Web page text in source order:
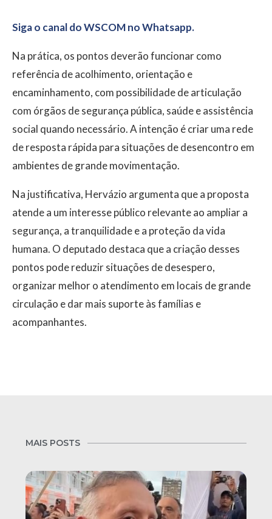
Siga o canal do WSCOM no Whatsapp.
Na prática, os pontos deverão funcionar como
referência de acolhimento, orientação e
encaminhamento, com possibilidade de articulação
com órgãos de segurança pública, saúde e assistência
social quando necessário. A intenção é criar uma rede
de resposta rápida para situações de desencontro em
ambientes de grande movimentação.
Na justificativa, Hervázio argumenta que a proposta
atende a um interesse público relevante ao ampliar a
segurança, a tranquilidade e a proteção da vida
humana. O deputado destaca que a criação desses
pontos pode reduzir situações de desespero,
organizar melhor o atendimento em locais de grande
circulação e dar mais suporte às famílias e
acompanhantes.
MAIS POSTS